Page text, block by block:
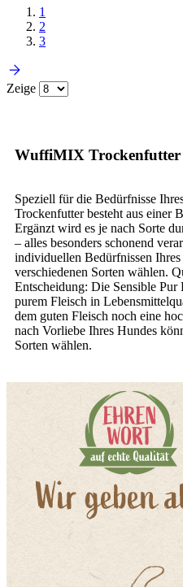
1
2
3
Zeige
WuffiMIX Trockenfutter
Speziell für die Bedürfnisse
Trockenfutter besteht aus einer
Ergänzt wird es je nach Sorte
– alles besonders schonend
individuellen Bedürfnissen
verschiedenen Sorten wählen.
Entscheidung: Die Sensible Pur
purem Fleisch in
dem guten Fleisch noch eine
nach Vorliebe Ihres Hundes
Sorten wählen.